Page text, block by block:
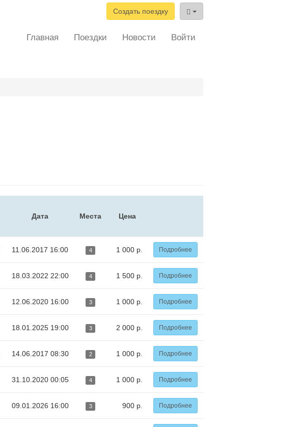
Создать поездку
Главная Поездки Новости Войти
Дата Места Цена
11.06.2017 16:00 4 1 000 р. Подробнее
18.03.2022 22:00 4 1 500 р. Подробнее
12.06.2020 16:00 3 1 000 р. Подробнее
18.01.2025 19:00 3 2 000 р. Подробнее
14.06.2017 08:30 2 1 000 р. Подробнее
31.10.2020 00:05 4 1 000 р. Подробнее
09.01.2026 16:00 3 900 р. Подробнее